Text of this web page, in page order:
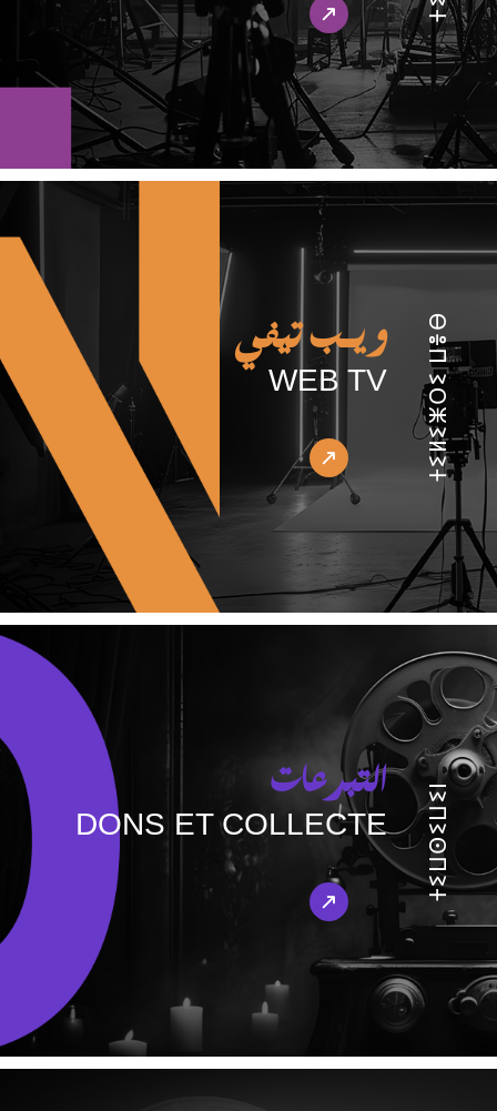
ويـب تيفي
WEB TV ⵜⵉⵍⵉⵥⵔⵉ ⵡⴻⴱ
التبرعات
DONS ET COLLECTE ⵜⵉⵡⵙⵉⵡⵉⵏ